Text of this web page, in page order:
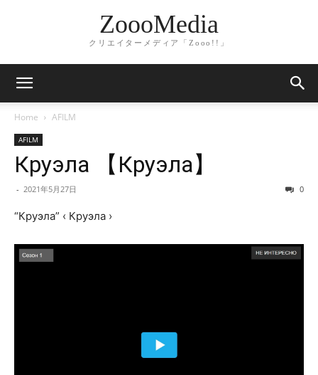
ZoooMedia
クリエイターメディア「Zooo!!」
Home AFILM
AFILM
Круэла 【Круэла】
- 2021年5月27日 0
“Круэла” ‹ Круэла ›